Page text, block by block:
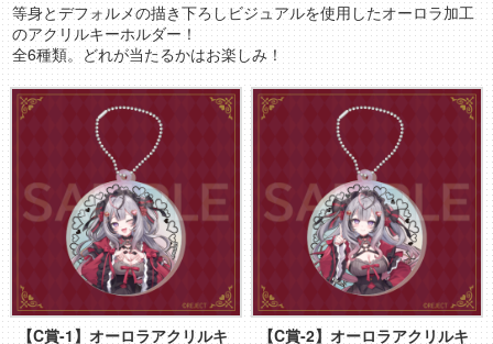
等身とデフォルメの描き下ろしビジュアルを使用したオーロラ加工
のアクリルキーホルダー！
全6種類。どれが当たるかはお楽しみ！
【C賞-1】オーロラアクリルキ
【C賞-2】オーロラアクリルキ